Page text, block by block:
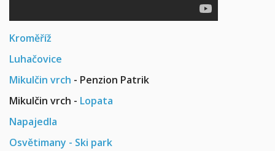
Kroměříž
Luhačovice
Mikulčin vrch - Penzion Patrik
Mikulčin vrch - Lopata
Napajedla
Osvětimany - Ski park